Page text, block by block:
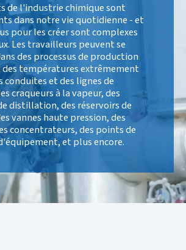
de l'industrie chimique sont
dans notre vie quotidienne - et
pour les créer sont complexes
Les travailleurs peuvent se
des processus de production
températures extrêmement
conduites et des lignes de
craqueurs à la vapeur, des
distillation, des réservoirs de
vannes haute pression, des
concentrateurs, des points de
et plus encore.